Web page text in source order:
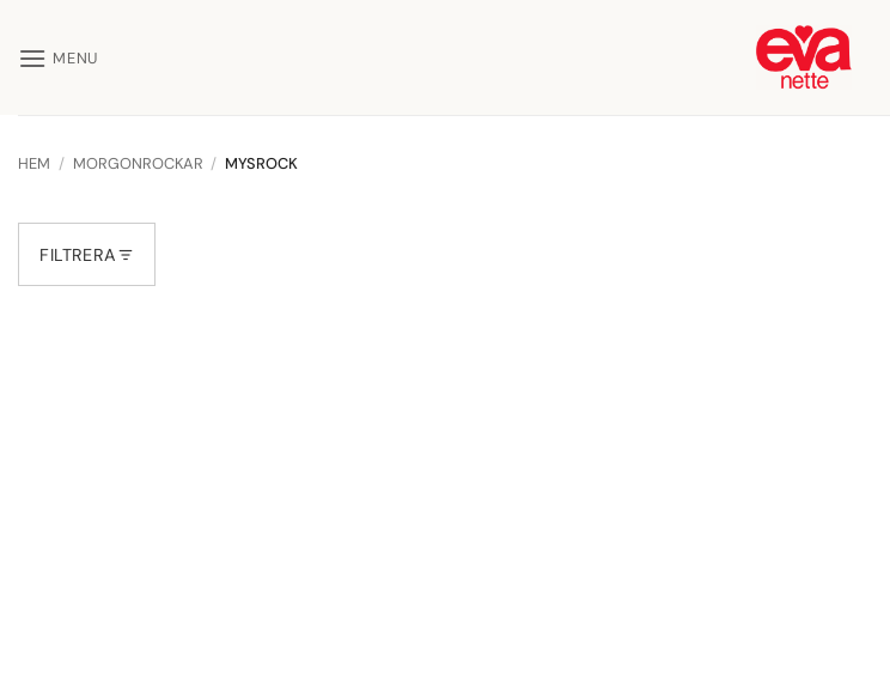
content
MENU
HEM / MORGONROCKAR / MYSROCK
FILTRERA